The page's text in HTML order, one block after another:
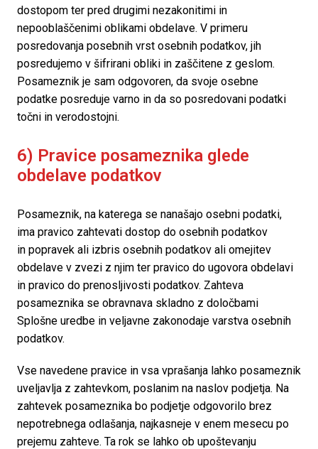
dostopom ter pred drugimi nezakonitimi in
nepooblaščenimi oblikami obdelave. V primeru
posredovanja posebnih vrst osebnih podatkov, jih
posredujemo v šifrirani obliki in zaščitene z geslom.
Posameznik je sam odgovoren, da svoje osebne
podatke posreduje varno in da so posredovani podatki
točni in verodostojni.
6) Pravice posameznika glede
obdelave podatkov
Posameznik, na katerega se nanašajo osebni podatki,
ima pravico zahtevati dostop do osebnih podatkov
in popravek ali izbris osebnih podatkov ali omejitev
obdelave v zvezi z njim ter pravico do ugovora obdelavi
in pravico do prenosljivosti podatkov. Zahteva
posameznika se obravnava skladno z določbami
Splošne uredbe in veljavne zakonodaje varstva osebnih
podatkov.
Vse navedene pravice in vsa vprašanja lahko posameznik
uveljavlja z zahtevkom, poslanim na naslov podjetja. Na
zahtevek posameznika bo podjetje odgovorilo brez
nepotrebnega odlašanja, najkasneje v enem mesecu po
prejemu zahteve. Ta rok se lahko ob upoštevanju